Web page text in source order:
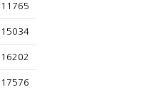
11765
15034
16202
17576